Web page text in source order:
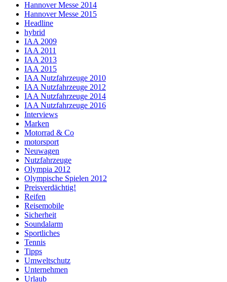
Hannover Messe 2014
Hannover Messe 2015
Headline
hybrid
IAA 2009
IAA 2011
IAA 2013
IAA 2015
IAA Nutzfahrzeuge 2010
IAA Nutzfahrzeuge 2012
IAA Nutzfahrzeuge 2014
IAA Nutzfahrzeuge 2016
Interviews
Marken
Motorrad & Co
motorsport
Neuwagen
Nutzfahrzeuge
Olympia 2012
Olympische Spielen 2012
Preisverdächtig!
Reifen
Reisemobile
Sicherheit
Soundalarm
Sportliches
Tennis
Tipps
Umweltschutz
Unternehmen
Urlaub